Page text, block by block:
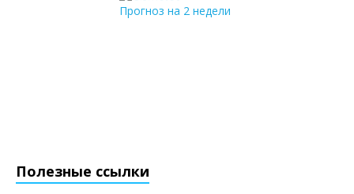
Прогноз на 2 недели
Полезные ссылки